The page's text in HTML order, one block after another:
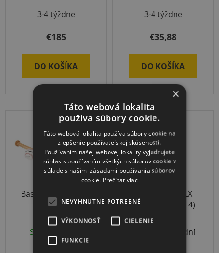
3-4 týždne
€185
DO KOŠÍKA
hodnotenie
produktu
5,0
z
5
hviezdičiek.
3-4 týždne
€35,88
DO KOŠÍKA
Baseball SET Junior
Skladom
Thera-Band CLX
Zelená (stupeň 4)
Odoslanie 3-7 dní
×
Táto webová lokalita
používa súbory cookie.
Táto webová lokalita používa súbory cookie na
zlepšenie používateľskej skúsenosti.
Používaním našej webovej lokality vyjadrujete
súhlas s používaním všetkých súborov cookie v
súlade s našimi zásadami používania súborov
cookie. Prečítať viac
NEVYHNUTNE POTREBNÉ
VÝKONNOSŤ CIELENIE
FUNKCIE